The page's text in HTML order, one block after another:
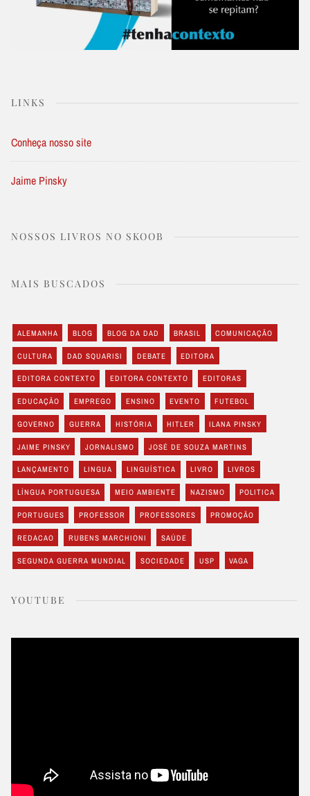
LINKS
Conheça nosso site
Jaime Pinsky
NOSSOS LIVROS NO SKOOB
MAIS BUSCADOS
ALEMANHA BLOG BLOG DA DAD BRASIL COMUNICAÇÃO
CULTURA DAD SQUARISI DEBATE EDITORA
EDITORA CONTEXTO EDITORA CONTEXTO EDITORAS
EDUCAÇÃO EMPREGO ENSINO EVENTO FUTEBOL
GOVERNO GUERRA HISTÓRIA HITLER ILANA PINSKY
JAIME PINSKY JORNALISMO JOSÉ DE SOUZA MARTINS
LANÇAMENTO LINGUA LINGUÍSTICA LIVRO LIVROS
LÍNGUA PORTUGUESA MEIO AMBIENTE NAZISMO POLITICA
PORTUGUES PROFESSOR PROFESSORES PROMOÇÃO
REDACAO RUBENS MARCHIONI SAÚDE
SEGUNDA GUERRA MUNDIAL SOCIEDADE USP VAGA
YOUTUBE